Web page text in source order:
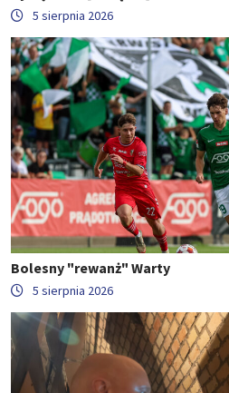
5 sierpnia 2026
Bolesny "rewanż" Warty
5 sierpnia 2026